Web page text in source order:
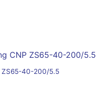
ZS65-40-200/5.5